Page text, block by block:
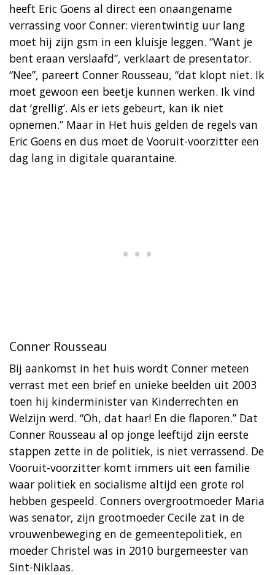
heeft Eric Goens al direct een onaangename
verrassing voor Conner: vierentwintig uur lang
moet hij zijn gsm in een kluisje leggen. “Want je
bent eraan verslaafd”, verklaart de presentator.
“Nee”, pareert Conner Rousseau, “dat klopt niet. Ik
moet gewoon een beetje kunnen werken. Ik vind
dat ‘grellig’. Als er iets gebeurt, kan ik niet
opnemen.” Maar in Het huis gelden de regels van
Eric Goens en dus moet de Vooruit-voorzitter een
dag lang in digitale quarantaine.
Conner Rousseau
Bij aankomst in het huis wordt Conner meteen
verrast met een brief en unieke beelden uit 2003
toen hij kinderminister van Kinderrechten en
Welzijn werd. “Oh, dat haar! En die flaporen.” Dat
Conner Rousseau al op jonge leeftijd zijn eerste
stappen zette in de politiek, is niet verrassend. De
Vooruit-voorzitter komt immers uit een familie
waar politiek en socialisme altijd een grote rol
hebben gespeeld. Conners overgrootmoeder Maria
was senator, zijn grootmoeder Cecile zat in de
vrouwenbeweging en de gemeentepolitiek, en
moeder Christel was in 2010 burgemeester van
Sint-Niklaas.